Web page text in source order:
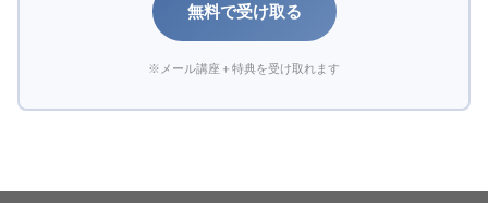
無料で受け取る
※メール講座＋特典を受け取れます